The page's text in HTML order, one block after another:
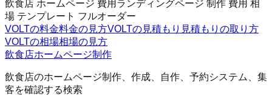
飲食店 ホームページ 費用 ランディングページ 制作 費用 相
場 テンプレート フルオーダー
VOLTの料金料金の見方VOLTの見積もり 見積もりの取り方
VOLTの相場相場の見方
飲食店ホームページ制作
飲食店のホームページ制作、作成、自作、予約システム、集
客を確認する検索